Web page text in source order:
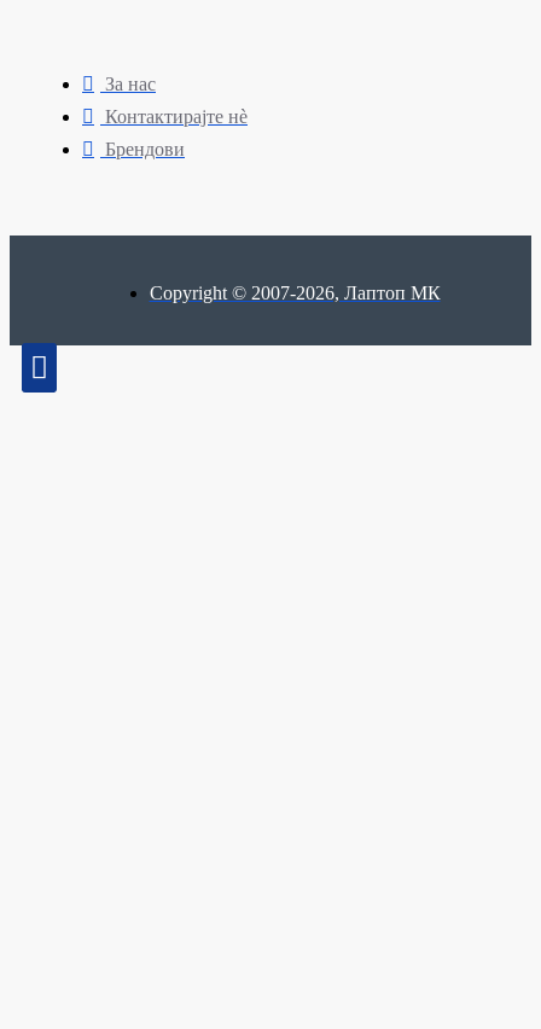
За нас
Контактирајте нè
Брендови
Copyright © 2007-2026, Лаптоп МК